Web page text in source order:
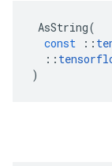
AsString(
const
::
::
)